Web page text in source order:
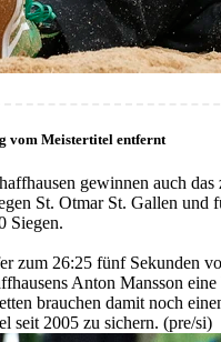
vom Meistertitel entfernt
gewinnen auch
St. Otmar St. Gallen und
Siegen.
zum 26:25 fünf Sekunden
Anton Mansson
brauchen damit noch
seit 2005 zu sichern. (pre/si)